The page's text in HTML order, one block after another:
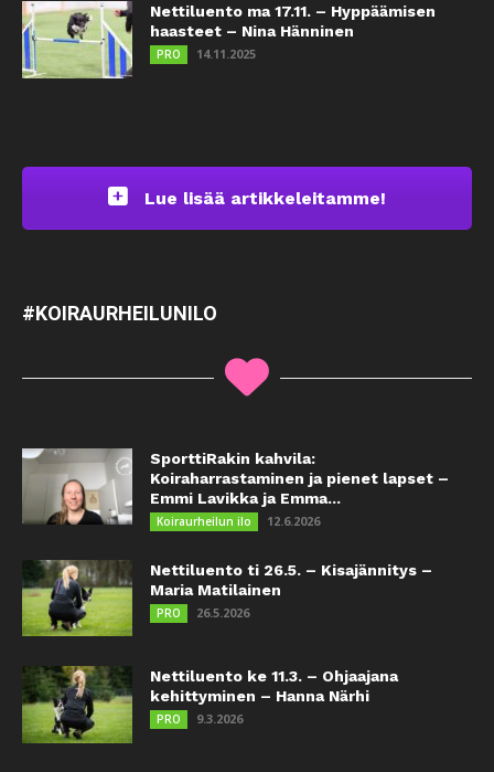
Nettiluento ma 17.11. – Hyppäämisen
haasteet – Nina Hänninen
PRO 14.11.2025
Lue lisää artikkeleitamme!
#KOIRAURHEILUNILO
SporttiRakin kahvila:
Koiraharrastaminen ja pienet lapset –
Emmi Lavikka ja Emma...
Koiraurheilun ilo 12.6.2026
Nettiluento ti 26.5. – Kisajännitys –
Maria Matilainen
PRO 26.5.2026
Nettiluento ke 11.3. – Ohjaajana
kehittyminen – Hanna Närhi
PRO 9.3.2026